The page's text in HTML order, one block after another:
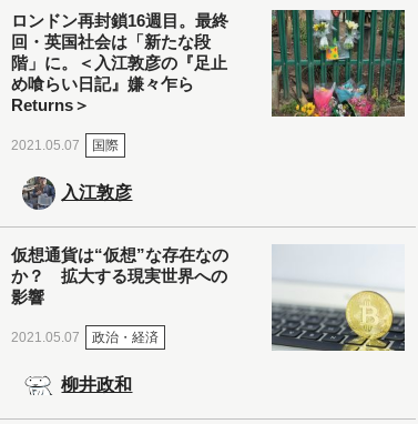
ロンドン再封鎖16週目。最終
回・英国社会は「新たな段
階」に。＜入江敦彦の『足止
め喰らい日記』嫌々乍ら
Returns＞
2021.05.07 国際
入江敦彦
仮想通貨は“仮想”な存在なの
か？ 拡大する現実世界への
影響
2021.05.07 政治・経済
柳井政和